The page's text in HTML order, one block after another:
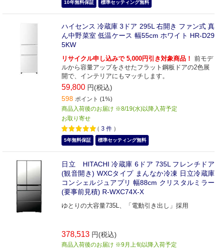
10年無料保証 標準セッティング無料
ハイセンス 冷蔵庫 3ドア 295L 右開き ファン式 真
ん中野菜室 低温ケース 幅55cm ホワイト HR-D29
5KW
リサイクル申し込みで 5,000円引き対象商品！ 前モデ
ルから容量アップをさせたフラット鋼板ドアの2色展
開で、インテリアにもマッチします。
59,800 円(税込)
598 ポイント (1%)
商品入荷後のお届け ※8/19(水)以降入荷予定
お取り寄せ
（ 3 件 ）
5年無料保証 標準セッティング無料
日立 HITACHI 冷蔵庫 6ドア 735L フレンチドア
(観音開き) WXCタイプ まんなか冷凍 日立冷蔵庫
コンシェルジュアプリ 幅88cm クリスタルミラー
(要事前見積) R-WXC74X-X
ゆとりの大容量735L、「電動引き出し」採用
378,513 円(税込)
商品入荷後のお届け ※9月上旬以降入荷予定